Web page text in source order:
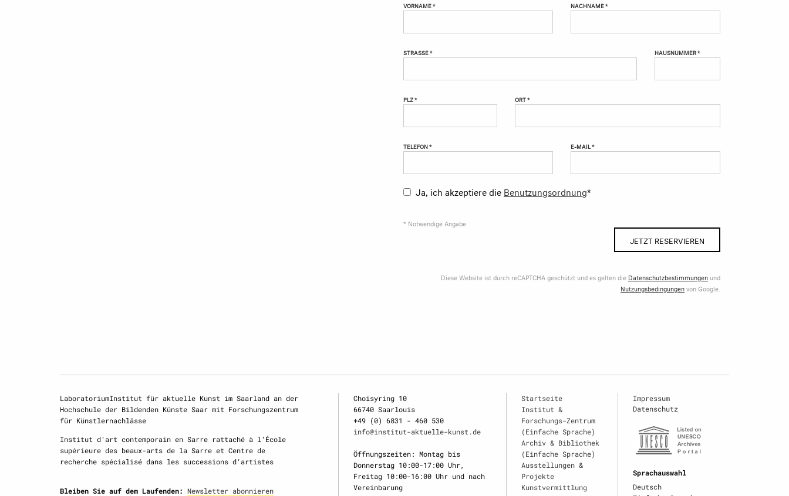
VORNAME * NACHNAME *
STRASSE * HAUSNUMMER *
PLZ * ORT *
TELEFON * E-MAIL *
Ja, ich akzeptiere die Benutzungsordnung*
* Notwendige Angabe
JETZT RESERVIEREN
Diese Website ist durch reCAPTCHA geschützt und es gelten die Datenschutzbestimmungen und
Nutzungsbedingungenvon Google.
LaboratoriumInstitut für aktuelle Kunst im Saarland an der
Hochschule der Bildenden Künste Saar mit Forschungszentrum
für Künstlernachlässe
Institut d‘art contemporain en Sarre rattaché à l‘École
supérieure des beaux-arts de la Sarre et Centre de
recherche spécialisé dans les successions d‘artistes
Bleiben Sie auf dem Laufenden: Newsletter abonnieren
Choisyring 10
66740 Saarlouis
+49 (0) 6831 - 460 530
info@institut-aktuelle-kunst.de
Öffnungszeiten: Montag bis
Donnerstag 10:00-17:00 Uhr,
Freitag 10:00-16:00 Uhr und nach
Vereinbarung
Startseite
Institut &
Forschungs-Zentrum
(Einfache Sprache)
Archiv & Bibliothek
(Einfache Sprache)
Ausstellungen &
Projekte
Kunstvermittlung
Impressum
Datenschutz
Sprachauswahl
Deutsch